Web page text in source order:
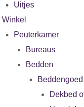
Uitjes
Winkel
Peuterkamer
Bureaus
Bedden
Beddengoed
Dekbed